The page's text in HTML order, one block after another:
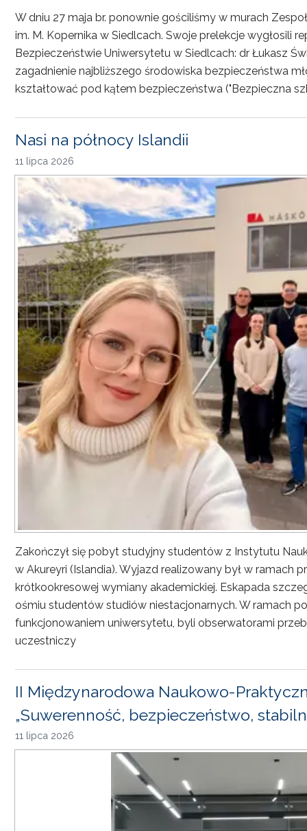
W dniu 27 maja br. ponownie gościliśmy w murach
im. M. Kopernika w Siedlcach. Swoje prelekcje wygłosili
Bezpieczeństwie Uniwersytetu w Siedlcach: dr Łukasz
zagadnienie najbliższego środowiska bezpieczeństwa
kształtować pod kątem bezpieczeństwa ("Bezpieczna
Nasi na północy Islandii
11 lipca 2026
Zakończył się pobyt studyjny studentów z Instytutu
w Akureyri (Islandia). Wyjazd realizowany był w ramach
krótkookresowej wymiany akademickiej. Eskapada
ośmiu studentów studiów niestacjonarnych. W ramach
funkcjonowaniem uniwersytetu, byli obserwatorami
uczestniczy
II Międzynarodowa Naukowo-
„Suwerenność, bezpieczeństwo,
11 lipca 2026